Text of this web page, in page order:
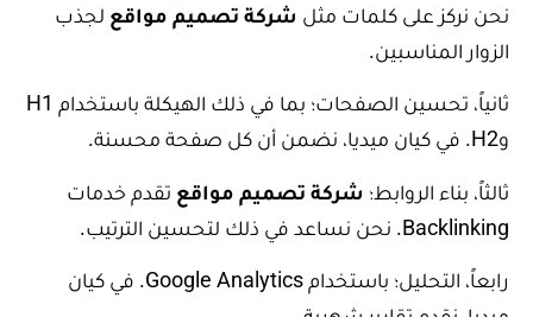
نحن نركز على كلمات مثل شركة تصميم مواقع لجذب
الزوار المناسبين.
ثانياً، تحسين الصفحات؛ بما في ذلك الهيكلة باستخدام H1
وH2. في كيان ميديا، نضمن أن كل صفحة محسنة.
ثالثاً، بناء الروابط؛ شركة تصميم مواقع تقدم خدمات
Backlinking. نحن نساعد في ذلك لتحسين الترتيب.
رابعاً، التحليل؛ باستخدام Google Analytics. في كيان